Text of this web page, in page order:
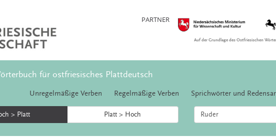
PARTNER
Auf der Grundlage des Ostfriesischen
für ostfriesisches Plattdeutsch
Unregelmäßige Verben Regelmäßige Verben Sprichwörter und
> Platt Platt > Hoch